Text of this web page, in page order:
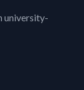
university-